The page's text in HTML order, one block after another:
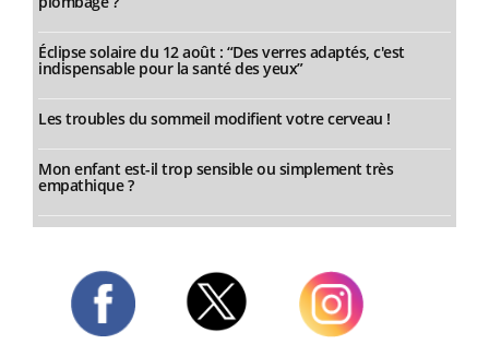
Éclipse solaire du 12 août : “Des verres adaptés, c'est
indispensable pour la santé des yeux”
Les troubles du sommeil modifient votre cerveau !
Mon enfant est-il trop sensible ou simplement très
empathique ?